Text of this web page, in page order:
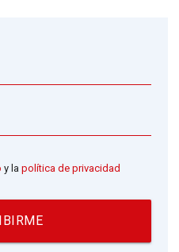
y lapolítica de privacidad